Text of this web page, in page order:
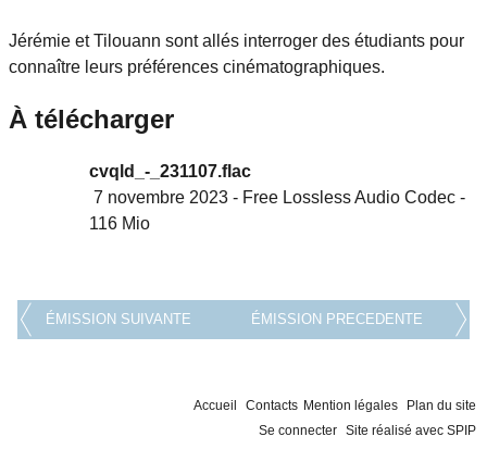
Jérémie et Tilouann sont allés interroger des étudiants pour
connaître leurs préférences cinématographiques.
À télécharger
cvqld_-_231107.flac
7 novembre 2023 - Free Lossless Audio Codec -
116 Mio
ÉMISSION SUIVANTE ÉMISSION PRECEDENTE
Accueil Contacts Mention légales
Plan du site
Se connecter Site réalisé avec SPIP